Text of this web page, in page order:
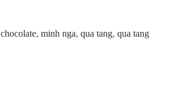
chocolate, minh nga, qua tang, qua tang